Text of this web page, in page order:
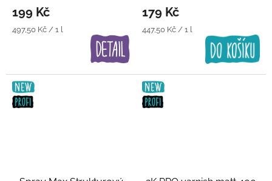
199 Kč
Měrná
497,50 Kč / 1 l
179 Kč
Měrná
447,50 Kč / 1 l